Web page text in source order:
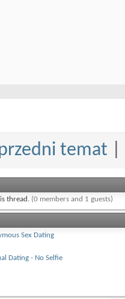
temat
thread. (0 members and 1 guests)
Sex Dating
Dating - No Selfie